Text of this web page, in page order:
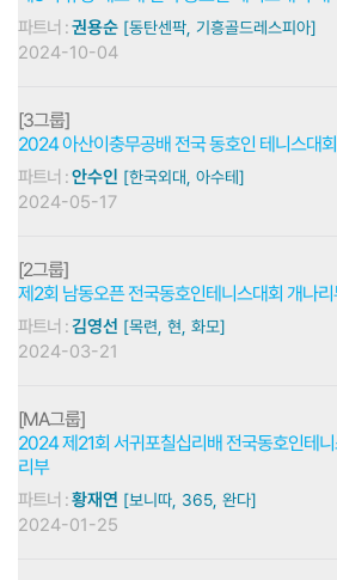
파트너 :권용순 [동탄센팍, 기흥골드레스피아]
2024-10-04
[3그룹]
2024 아산이충무공배 전국 동호인 테니스대
파트너 :안수인 [한국외대, 아수테]
2024-05-17
[2그룹]
제2회 남동오픈 전국동호인테니스대회 개나
파트너 :김영선 [목련, 현, 화모]
2024-03-21
[MA그룹]
2024 제21회 서귀포칠십리배 전국동호인테
리부
파트너 :황재연 [보니따, 365, 완다]
2024-01-25